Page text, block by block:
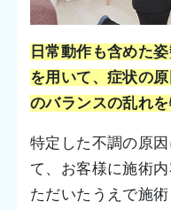
日常動作も含めた
を用いて、症状の
のバランスの乱れを
特定した不調の原
て、お客様に施術
ただいたうえで施